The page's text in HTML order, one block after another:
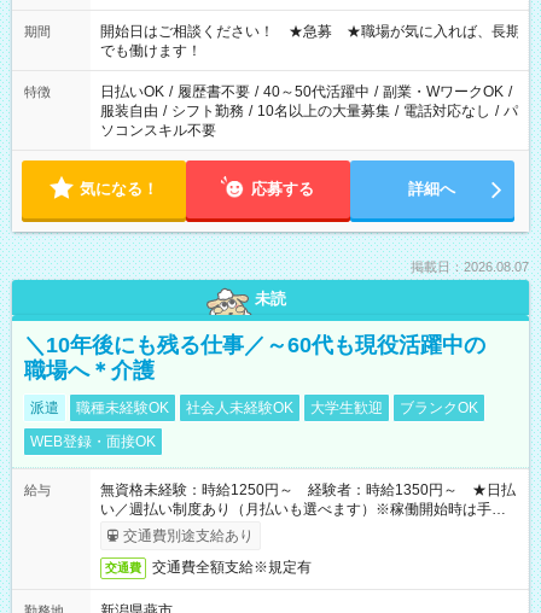
の場合、他のお仕事と合わせ週40時間超の就業はご案内できま
せん ※法令に基づき、週20時間以上勤務は社会保険への加入対
象となります ※労働者派遣法（日雇い派遣の原則禁止）によ
り、短時間・短期間の就業はご案内が難しい場合があります
期間
開始日はご相談ください！ ★急募 ★職場が気に入れば、長期
でも働けます！
特徴 日払いOK / 履歴書不要 / 40～50代活躍中 / 副業・WワークOK /
服装自由 / シフト勤務 / 10名以上の大量募集 / 電話対応なし / パ
ソコンスキル不要
気になる！ 応募する 詳細へ
掲載日：2026.08.07
未読
＼10年後にも残る仕事／～60代も現役活躍中の
職場へ＊介護
派遣 職種未経験OK 社会人未経験OK 大学生歓迎
ブランクOK
WEB登録・面接OK
給与
無資格未経験：時給1250円～ 経験者：時給1350円～ ★日払
い／週払い制度あり（月払いも選べます）※稼働開始時は手続き
完了次第のお支払いとなります。
交通費別途支給あり
交通費 交通費全額支給※規定有